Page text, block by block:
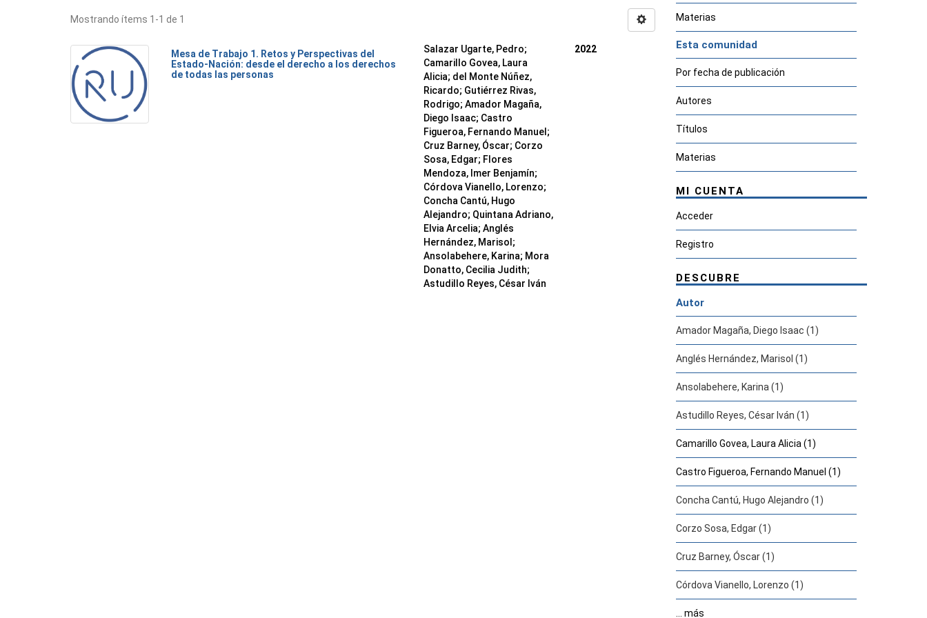
Mostrando ítems 1-1 de 1
Mesa de Trabajo 1. Retos y Perspectivas del
Estado-Nación: desde el derecho a los derechos
de todas las personas
Salazar Ugarte, Pedro;
Camarillo Govea, Laura
Alicia; del Monte Núñez,
Ricardo; Gutiérrez Rivas,
Rodrigo; Amador Magaña,
Diego Isaac; Castro
Figueroa, Fernando Manuel ;
Cruz Barney, Óscar; Corzo
Sosa, Edgar; Flores
Mendoza, Imer Benjamín;
Córdova Vianello, Lorenzo;
Concha Cantú, Hugo
Alejandro; Quintana Adriano,
Elvia Arcelia; Anglés
Hernández, Marisol ;
Ansolabehere, Karina; Mora
Donatto, Cecilia Judith;
Astudillo Reyes, César Iván
2022
Materias
Esta comunidad
Por fecha de publicación
Autores
Títulos
Materias
MI CUENTA
Acceder
Registro
DESCUBRE
Autor
Amador Magaña, Diego Isaac (1)
Anglés Hernández, Marisol (1)
Ansolabehere, Karina (1)
Astudillo Reyes, César Iván (1)
Camarillo Govea, Laura Alicia (1)
Castro Figueroa, Fernando Manuel (1)
Concha Cantú, Hugo Alejandro (1)
Corzo Sosa, Edgar (1)
Cruz Barney, Óscar (1)
Córdova Vianello, Lorenzo (1)
... más